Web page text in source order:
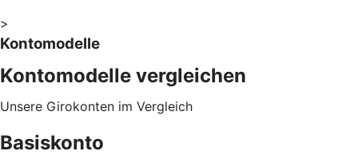
>
Kontomodelle
Kontomodelle vergleichen
Unsere Girokonten im Vergleich
Basiskonto